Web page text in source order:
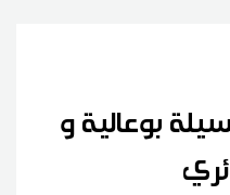
بوعالية و